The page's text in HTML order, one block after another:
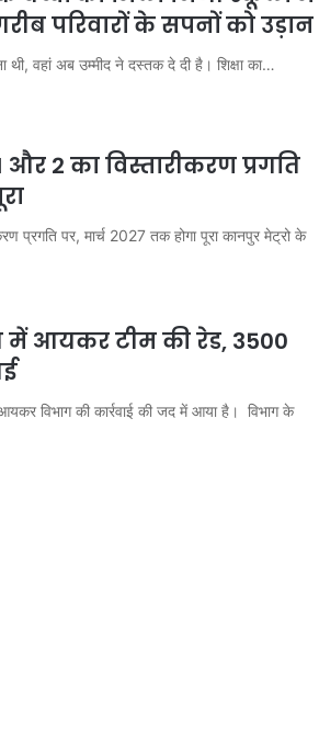
परिवारों के सपनों को उड़ान
वहां अब उम्मीद ने दस्तक दे दी है। शिक्षा का…
और 2 का विस्तारीकरण प्रगति
प्रगति पर, मार्च 2027 तक होगा पूरा कानपुर मेट्रो के
में आयकर टीम की रेड, 3500
विभाग की कार्रवाई की जद में आया है। विभाग के